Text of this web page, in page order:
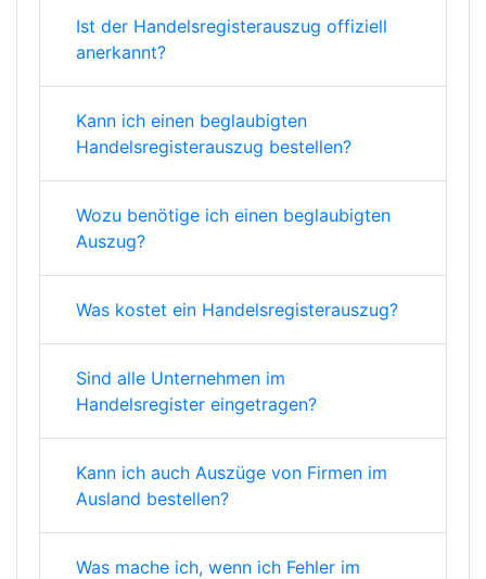
Ist der Handelsregisterauszug offiziell
anerkannt?
Kann ich einen beglaubigten
Handelsregisterauszug bestellen?
Wozu benötige ich einen beglaubigten
Auszug?
Was kostet ein Handelsregisterauszug?
Sind alle Unternehmen im
Handelsregister eingetragen?
Kann ich auch Auszüge von Firmen im
Ausland bestellen?
Was mache ich, wenn ich Fehler im